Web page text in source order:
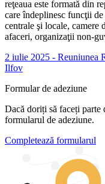
reţeaua este formată din
care îndeplinesc funcţii
centrale şi locale, camere
afaceri, organizaţii non-
2 iulie 2025 - Reuniunea
Ilfov
Formular de adeziune
Dacă doriți să faceți parte
formularul de adeziune.
Completează formularul